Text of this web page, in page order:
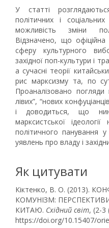
У статті
політичних і
можливість зміни
Відзначено, що
сферу культурного
західної поп-культури і
а сучасні теорії
рис марксизму та, по
Проаналізовано погляди
лівих”, “нових
і доводиться, що
марксистської
політичного панування у
уявлень про владу і
Як цитувати
Кіктенко, В. О. (2013).
КОМУНІЗМ:
КИТАЮ. Східний світ, (2-3
https://doi.org/10.15407/